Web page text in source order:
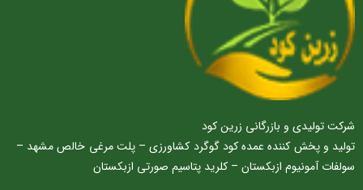
شرکت تولیدی و بازرگانی زرین کود
تولید و پخش کننده عمده کود گوگرد کشاورزی – پلت مرغی خالص مشهد –
سولفات آمونیوم ازبکستان – کلرید پتاسیم صورتی ازبکستان